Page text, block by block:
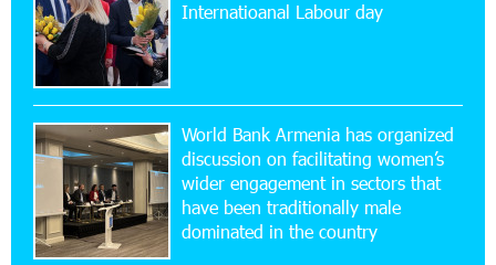
CashIn Services at AraratBank ATMs: Fast,
Simple, and Secure
Ucom Sales and Service Center Reopens at 3/47
Yerevanyan Street in Yeghvard
15:47:47 17-07-2026
Up to 25% idcoin when purchasing Flyone flight
tickets: Idram&IDBank
Internatioanal Labour day
World Bank Armenia has organized
discussion on facilitating women’s
wider engagement in sectors that
have been traditionally male
dominated in the country